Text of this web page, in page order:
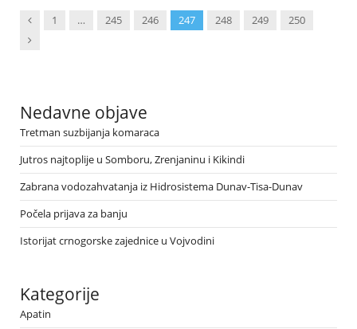
Previous
1 … 245 246 247 248 249
250
Next
Nedavne objave
Tretman suzbijanja komaraca
Jutros najtoplije u Somboru, Zrenjaninu i Kikindi
Zabrana vodozahvatanja iz Hidrosistema Dunav-Tisa-Dunav
Počela prijava za banju
Istorijat crnogorske zajednice u Vojvodini
Kategorije
Apatin